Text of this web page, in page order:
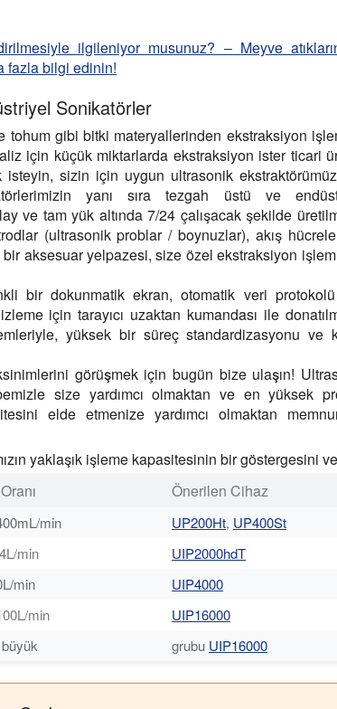
ilgileniyor musunuz? – Meyve
fazla bilgi edinin!
Sonikatörler
tohum gibi bitki materyallerinden ekstraksiyon
için küçük miktarlarda ekstraksiyon ister ticari
sizin için uygun ultrasonik
yanı sıra tezgah üstü ve
ve tam yük altında 7/24 çalışacak şekilde
(ultrasonik problar / boynuzlar), akış
aksesuar yelpazesi, size özel ekstraksiyon
bir dokunmatik ekran, otomatik veri
için tarayıcı uzaktan kumandası ile
yüksek bir süreç standardizasyonu ve
görüşmek için bugün bize ulaşın!
size yardımcı olmaktan ve en yüksek
elde etmenize yardımcı olmaktan
yaklaşık işleme kapasitesinin bir göstergesini
Önerilen Cihaz
min UP200Ht, UP400St
min
UIP2000hdT
min
UIP4000
min
UIP16000
grubu UIP16000